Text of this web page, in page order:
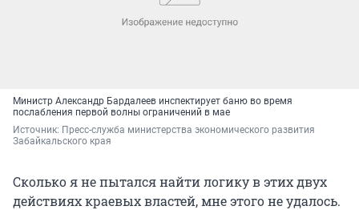
Министр Александр Бардалеев инспектирует баню во время
послабления первой волны ограничений в мае
Источник: Пресс-служба министерства экономического развития
Забайкальского края
Сколько я не пытался найти логику в этих двух
действиях краевых властей, мне этого не удалось.